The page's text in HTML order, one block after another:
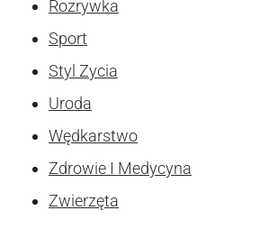
Rozrywka
Sport
Styl Zycia
Uroda
Wędkarstwo
Zdrowie I Medycyna
Zwierzęta